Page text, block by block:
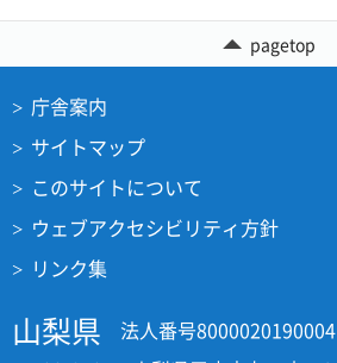
pagetop
庁舎案内
サイトマップ
このサイトについて
ウェブアクセシビリティ方針
リンク集
山梨県
法人番号8000020190004